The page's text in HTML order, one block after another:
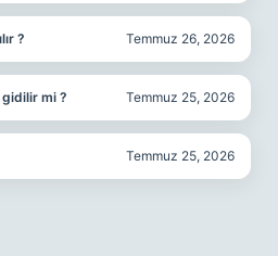
? Temmuz 26, 2026
gidilir mi ? Temmuz 25, 2026
Temmuz 25, 2026